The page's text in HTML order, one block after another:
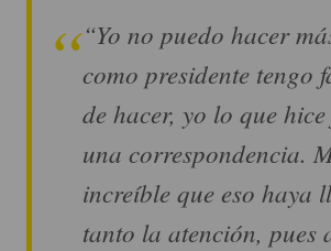
“Yo no puedo hacer
como presidente tengo
de hacer, yo lo que
una correspondencia.
increíble que eso haya
tanto la atención, pues